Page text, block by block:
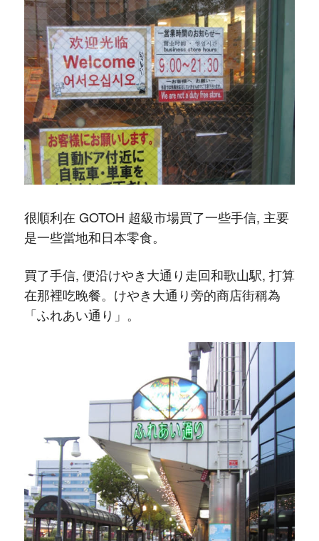
很順利在 GOTOH 超級市場買了一些手信, 主要
是一些當地和日本零食。
買了手信, 便沿けやき大通り走回和歌山駅, 打算
在那裡吃晚餐。けやき大通り旁的商店街稱為
「ふれあい通り」。